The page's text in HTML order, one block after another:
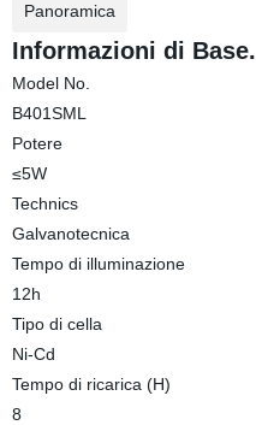
Panoramica
Informazioni di Base.
Model No.
B401SML
Potere
≤5W
Technics
Galvanotecnica
Tempo di illuminazione
12h
Tipo di cella
Ni-Cd
Tempo di ricarica (H)
8